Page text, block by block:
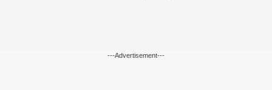
---Advertisement---